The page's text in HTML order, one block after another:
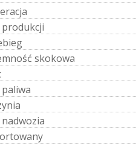
eracja
produkcji
bieg
mność skokowa
paliwa
ynia
nadwozia
ortowany